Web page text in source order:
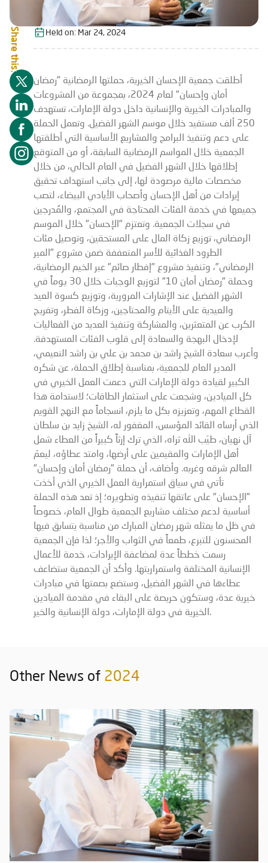
Share this: Held on: Mar 24, 2024
أطلقت جمعية الإحسان الخيرية، حملتها الرمضانية "رمضان
أمان وإحسان" لعام 2024، بمجموعة من المشروعات
والمبادرات الخيرية والإنسانية داخل دولة الإمارات، تستهدف
250 ألف مستفيد خلال موسم الشهر الفضيل. وتعمل الحملة
على دعم وتنفيذ البرامج والمشاريع الأساسية التي أطلقتها
الجمعية خلال المواسم الرمضانية السابقة، أو من المتوقع
إطلاقها خلال الشهر الفضيل في العام الحالي، من خلال
مخصصات مالية مرصودة لها، إلى جانب استهداف تحقيق
إيرادات من أهل الإحسان وأصحاب الأيادي البيضاء، لتصب
جميعها في خدمة الفئات المحتاجة في المجتمع، والمُدرجين
في سجلات الجمعية. وتعتزم "الإحسان" خلال الموسم
الرمضاني، توزيع زكاة المال على المستحقين، وتوصيل مئات
الطرود الغذائية للأسر المتعففة ضمن مشروع "المير
الرمضاني"، وتنفيذ مشروع "إفطار صائم" عبر الخيم الرمضانية،
وحملة "رمضان أمان 10" لتوزيع الوجبات خلال 30 يوماً في
الشهر الفضيل عند الإشارات المرورية، وتوزيع كسوة العيد
والعيدية على الأيتام والمحتاجين، وزكاة الفطر، وتفريج
الكرب عن المتعثرين، والمشاركة وتنفيذ العديد من الفعاليات
لإدخال البهجة والسعادة إلى قلوب الفئات المستهدفة.
وأعرب سعادة الشيخ راشد بن محمد بن علي بن راشد النعيمي،
المدير العام للجمعية، بمناسبة إطلاق الحملة، عن شكره
الكبير لقيادة دولة الإمارات التي دعمت العمل الخيري في
كل الميادين، وشجعت على استثمار الطاقات؛ لاستدامة هذا
القطاع المهم، وتعزيزه بكل ما يلزم، انسجاماً مع النهج القويم
الذي أرساه القائد المؤسس، المغفور له، الشيخ زايد بن سلطان
آل نهيان، طيّب الله ثراه، الذي ترك إرثاً كبيراً من العطاء شمل
أهل الإمارات والمقيمين على أرضها، وامتد عطاؤه، ليعمَ
العالم شرقه وغربه. وأضاف، أن حملة "رمضان أمان وإحسان"
تأتي في سياق استمرارية العمل الخيري الذي أخذت
"الإحسان" على عاتقها تنفيذه وتطويره؛ إذ تعد هذه الحملة
أساسية لدعم مختلف مشاريع الجمعية طوال العام، خصوصاً
في ظل ما يمثله شهر رمضان المبارك من مناسبة يتسابق فيها
المحسنون للتبرع، طمعاً في الثواب والأجر؛ لذا فإن الجمعية
رسمت خططاً عدة لمضاعفة الإيرادات، خدمة للأعمال
الإنسانية المختلفة واستمراريتها. وأكد أن الجمعية ستضاعف
عطاءها في الشهر الفضيل، وستضع بصمتها في مبادرات
خيرية عدة، وستكون حريصة على البقاء في مقدمة الميادين
الخيرية في دولة الإمارات، دولة الإنسانية والخير.
Other News of 2024